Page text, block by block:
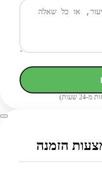
שעות)
הזמנה